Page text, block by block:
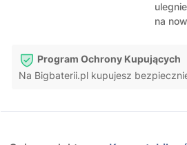
na
Program Ochrony Kupujących
Na Bigbaterii.pl kupujesz